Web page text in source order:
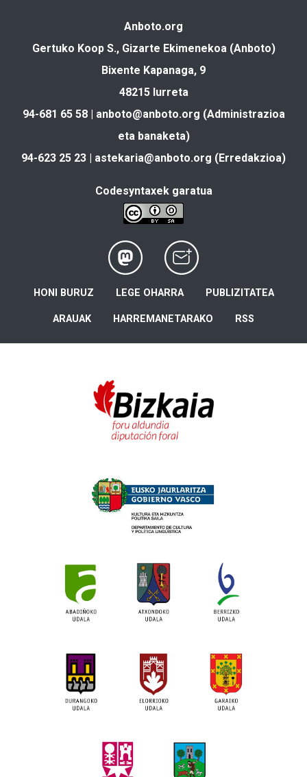
Anboto.org
Gertuko Koop S., Gizarte Ekimenekoa (Anboto)
Bixente Kapanaga, 9
48215 Iurreta
94-681 65 58 | anboto@anboto.org (Administrazioa
eta banaketa)
94-623 25 23 | astekaria@anboto.org (Erredakzioa)
Codesyntaxek garatua
HONI BURUZ LEGE OHARRA PUBLIZITATEA
ARAUAK HARREMANETARAKO RSS